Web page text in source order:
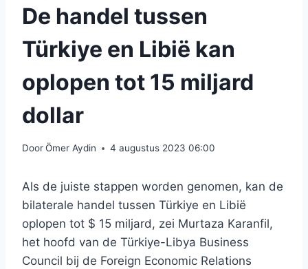
De handel tussen
Türkiye en Libië kan
oplopen tot 15 miljard
dollar
DoorÖmer Aydin 4 augustus 2023 06:00
Als de juiste stappen worden genomen, kan de
bilaterale handel tussen Türkiye en Libië
oplopen tot $ 15 miljard, zei Murtaza Karanfil,
het hoofd van de Türkiye-Libya Business
Council bij de Foreign Economic Relations